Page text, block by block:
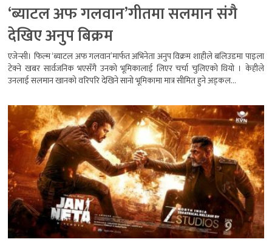
‘ब्याटल अफ गलवान’गीतमा सलमान संगै
देखिए अनुप बिक्रम
एजेन्सी। फिल्म ‘ब्याटल अफ गलवान’मार्फत अभिनेता अनुप विक्रम शाहीले बलिउडमा पाइला
टेक्ने खबर सार्वजनिक भएसँगै उनको भूमिकालाई लिएर चर्चा चुलिएको थियो । केहीले
उनलाई सलमान खानको वरिपरि देखिने सानो भूमिकामा मात्र सीमित हुने अड्कल...